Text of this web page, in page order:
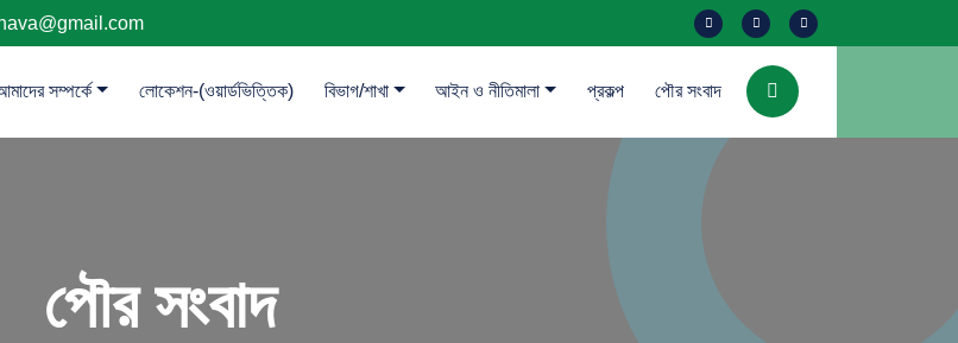
সম্পর্কে লোকেশন-(ওয়ার্ডভিত্তিক) বিভাগ/শাখা আইন ও নীতিমালা প্রকল্প পৌর সংবাদ
পৌর সংবাদ